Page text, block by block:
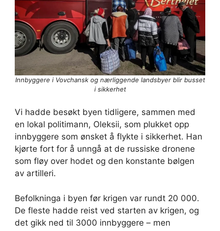
Innbyggere i Vovchansk og nærliggende landsbyer blir busset
i sikkerhet
Vi hadde besøkt byen tidligere, sammen med
en lokal politimann, Oleksii, som plukket opp
innbyggere som ønsket å flykte i sikkerhet. Han
kjørte fort for å unngå at de russiske dronene
som fløy over hodet og den konstante bølgen
av artilleri.
Befolkninga i byen før krigen var rundt 20 000.
De fleste hadde reist ved starten av krigen, og
det gikk ned til 3000 innbyggere – men